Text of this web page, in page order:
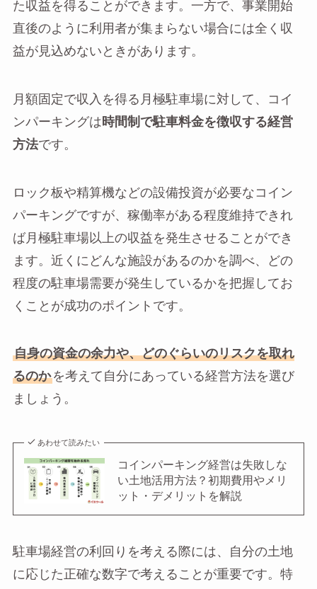
た収益を得ることができます。一方で、事業開始
直後のように利用者が集まらない場合には全く収
益が見込めないときがあります。
月額固定で収入を得る月極駐車場に対して、コイ
ンパーキングは 時間制で駐車料金を徴収する経営
方法です。
ロック板や精算機などの設備投資が必要なコイン
パーキングですが、稼働率がある程度維持できれ
ば月極駐車場以上の収益を発生させることができ
ます。近くにどんな施設があるのかを調べ、どの
程度の駐車場需要が発生しているかを把握してお
くことが成功のポイントです。
自身の資金の余力や、どのぐらいのリスクを取れ
るのかを考えて自分にあっている経営方法を選び
ましょう。
あわせて読みたい
コインパーキング経営は失敗しな
い土地活用方法？初期費用やメリ
ット・デメリットを解説
駐車場経営の利回りを考える際には、自分の土地
に応じた正確な数字で考えることが重要です。特